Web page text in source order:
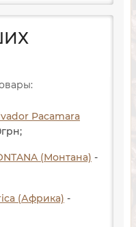
Pacamara
грн;
(Монтана) -
(Африка) -